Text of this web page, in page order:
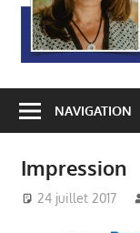
NAVIGATION
Impression
24 juillet 2017